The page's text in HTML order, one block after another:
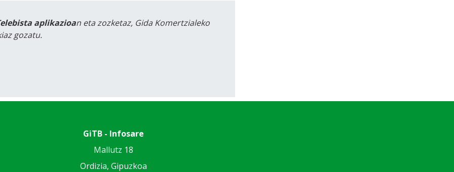
aplikazioan eta zozketaz, Gida Komertzialeko
gozatu.
GiTB - Infosare
Mallutz 18
Ordizia, Gipuzkoa